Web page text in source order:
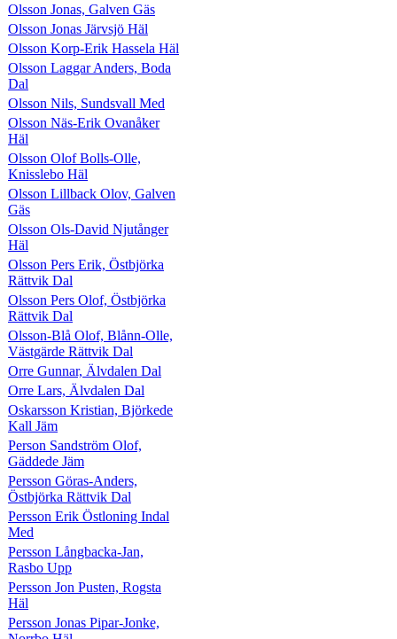
Olsson Jonas, Galven Gäs
Olsson Jonas Järvsjö Häl
Olsson Korp-Erik Hassela Häl
Olsson Laggar Anders, Boda
Dal
Olsson Nils, Sundsvall Med
Olsson Näs-Erik Ovanåker
Häl
Olsson Olof Bolls-Olle,
Knisslebo Häl
Olsson Lillback Olov, Galven
Gäs
Olsson Ols-David Njutånger
Häl
Olsson Pers Erik, Östbjörka
Rättvik Dal
Olsson Pers Olof, Östbjörka
Rättvik Dal
Olsson-Blå Olof, Blånn-Olle,
Västgärde Rättvik Dal
Orre Gunnar, Älvdalen Dal
Orre Lars, Älvdalen Dal
Oskarsson Kristian, Björkede
Kall Jäm
Person Sandström Olof,
Gäddede Jäm
Persson Göras-Anders,
Östbjörka Rättvik Dal
Persson Erik Östloning Indal
Med
Persson Långbacka-Jan,
Rasbo Upp
Persson Jon Pusten, Rogsta
Häl
Persson Jonas Pipar-Jonke,